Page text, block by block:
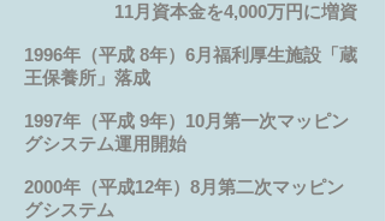
11月資本金を4,000万円に増資
1996年（平成 8年）6月福利厚生施設「蔵
王保養所」落成
1997年（平成 9年）10月第一次マッピン
グシステム運用開始
2000年（平成12年）8月第二次マッピン
グシステム